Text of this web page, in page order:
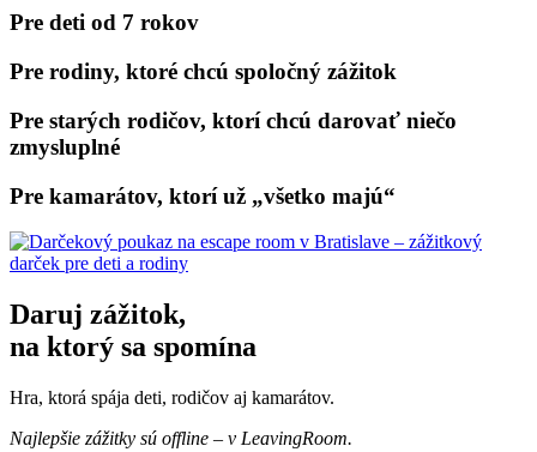
Pre deti od 7 rokov
Pre rodiny, ktoré chcú spoločný zážitok
Pre starých rodičov, ktorí chcú darovať niečo
zmysluplné
Pre kamarátov, ktorí už „všetko majú“
Daruj zážitok,
na ktorý sa spomína
Hra, ktorá spája deti, rodičov aj kamarátov.
Najlepšie zážitky sú offline – v LeavingRoom.